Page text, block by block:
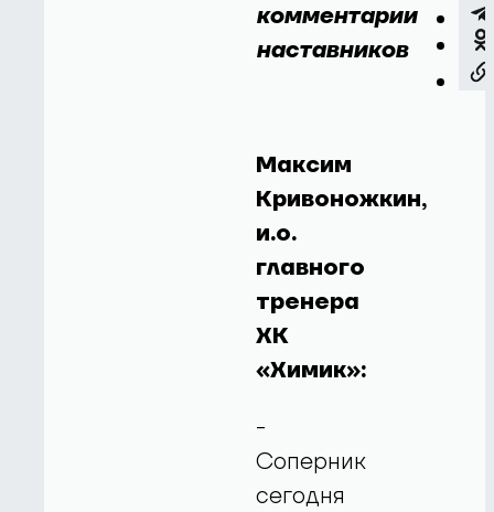
комментарии
наставников
Максим
Кривоножкин,
и.о.
главного
тренера
ХК
«Химик»:
-
Соперник
сегодня